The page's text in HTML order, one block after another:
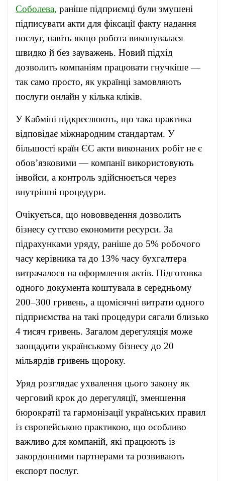
Соболева, раніше підприємці були змушені
підписувати акти для фіксації факту надання
послуг, навіть якщо робота виконувалася
швидко й без зауважень. Новий підхід
дозволить компаніям працювати гнучкіше —
так само просто, як українці замовляють
послуги онлайн у кілька кліків.
У Кабміні підкреслюють, що така практика
відповідає міжнародним стандартам. У
більшості країн ЄС акти виконаних робіт не є
обов’язковими — компанії використовують
інвойси, а контроль здійснюється через
внутрішні процедури.
Очікується, що нововведення дозволить
бізнесу суттєво економити ресурси. За
підрахунками уряду, раніше до 5% робочого
часу керівника та до 13% часу бухгалтера
витрачалося на оформлення актів. Підготовка
одного документа коштувала в середньому
200–300 гривень, а щомісячні витрати одного
підприємства на такі процедури сягали близько
4 тисяч гривень. Загалом дерегуляція може
заощадити українському бізнесу до 20
мільярдів гривень щороку.
Уряд розглядає ухвалення цього закону як
черговий крок до дерегуляції, зменшення
бюрократії та гармонізації українських правил
із європейською практикою, що особливо
важливо для компаній, які працюють із
закордонними партнерами та розвивають
експорт послуг.